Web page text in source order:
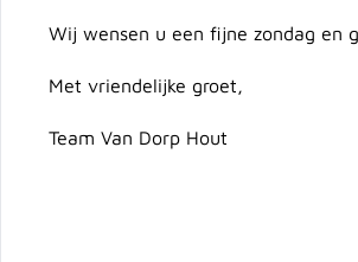
Wij wensen u een fijne zondag en
Met vriendelijke groet,
Team Van Dorp Hout
BUDGET | Larsveld 1800x1800
BUDGET |
1800x1800
privacy vert